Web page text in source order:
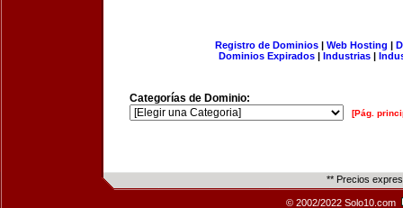
Registro de Dominios| Web Hosting |
Dominios Expirados | Industrias |
Categorías de Dominio:
[Pág.
** Precios
© 2002/2022 Solo10.com